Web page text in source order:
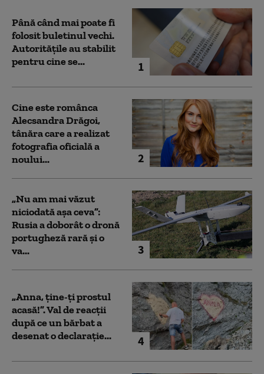
1
Până când mai poate fi
folosit buletinul vechi.
Autoritățile au stabilit
pentru cine se...
2
Cine este românca
Alecsandra Drăgoi,
tânăra care a realizat
fotografia oficială a
noului...
3
„Nu am mai văzut
niciodată așa ceva”:
Rusia a doborât o dronă
portugheză rară și o
va...
4
„Anna, ţine-ţi prostul
acasă!”. Val de reacții
după ce un bărbat a
desenat o declarație...